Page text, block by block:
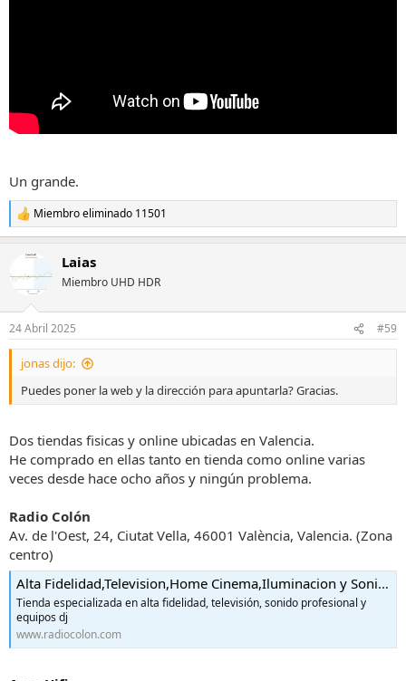
Un grande.
R
e
c
i
e
s
Miembro eliminado 11501
Laias
Miembro UHD HDR
24 Abril 2025 #59
jonas dijo:
Puedes poner la web y la dirección para apuntarla? Gracias.
Dos tiendas fisicas y online ubicadas en Valencia.
He comprado en ellas tanto en tienda como online varias
veces desde hace ocho años y ningún problema.
Radio Colón
Av. de l'Oest, 24, Ciutat Vella, 46001 València, Valencia. (Zona
centro)
Alta Fidelidad,Television,Home Cinema,Iluminacion y Sonido Profesional,Radio Colon,dj
Tienda especializada en alta fidelidad, televisión, sonido profesional y
equipos dj
www.radiocolon.com